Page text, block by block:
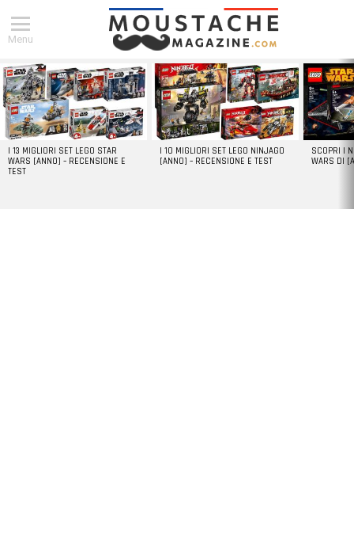
Menu
DERNIERS
ARTICLES
I 13 MIGLIORI SET LEGO STAR
WARS [ANNO] – RECENSIONE E
TEST
I 10 MIGLIORI SET LEGO NINJAGO
[ANNO] – RECENSIONE E TEST
SCOPRI I
WARS DI